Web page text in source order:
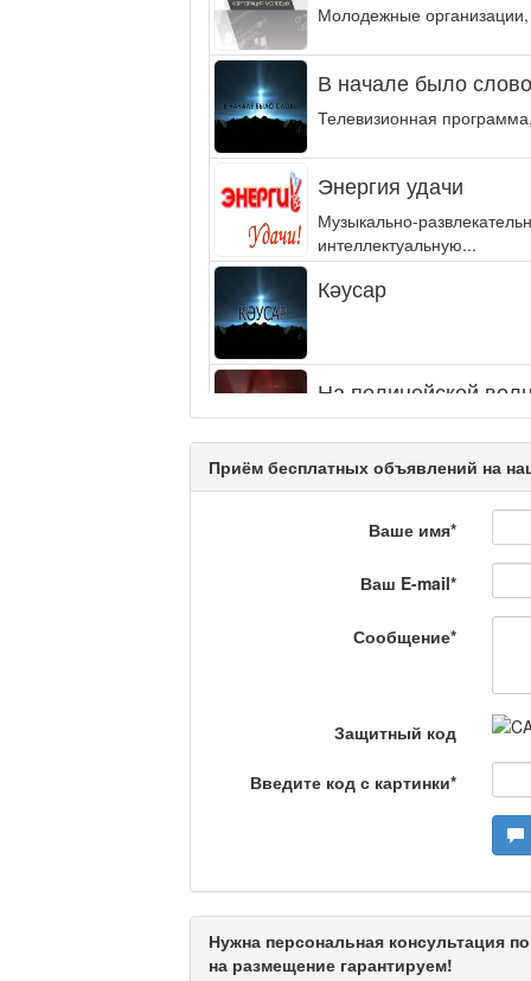
Молодежные
В начале было
Телевизионная
Энергия удачи
Музыкально-
интеллектуальную...
Кәусар
На полицейской
Еженедельный обзор
специалистов.
Люди в кадре
Камертон
Актуальный
Кто поможет
Приём бесплатных объявлений на
Ваше имя*
Ваш E-mail*
Сообщение*
Защитный код
Введите код с картинки*
Нужна персональная консультация
на размещение гарантируем!